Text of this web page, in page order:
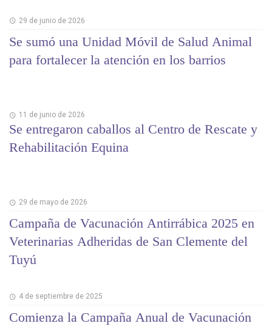
29 de junio de 2026
Se sumó una Unidad Móvil de Salud Animal
para fortalecer la atención en los barrios
11 de junio de 2026
Se entregaron caballos al Centro de Rescate y
Rehabilitación Equina
29 de mayo de 2026
Campaña de Vacunación Antirrábica 2025 en
Veterinarias Adheridas de San Clemente del
Tuyú
4 de septiembre de 2025
Comienza la Campaña Anual de Vacunación